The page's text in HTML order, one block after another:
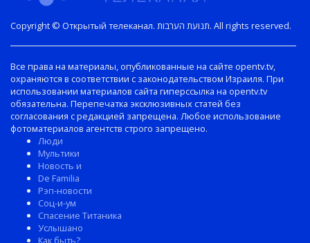
Copyright © Открытый телеканал. תנועת הערבות. All rights reserved.
Все права на материалы, опубликованные на сайте opentv.tv,
охраняются в соответствии с законодательством Израиля. При
использовании материалов сайта гиперссылка на opentv.tv
обязательна. Перепечатка эксклюзивных статей без
согласования с редакцией запрещена. Любое использование
фотоматериалов агентств строго запрещено.
Люди
Мультики
Новость и
De Familia
Рэп-новости
Соц-и-ум
Спасение Титаника
Услышано
Как быть?